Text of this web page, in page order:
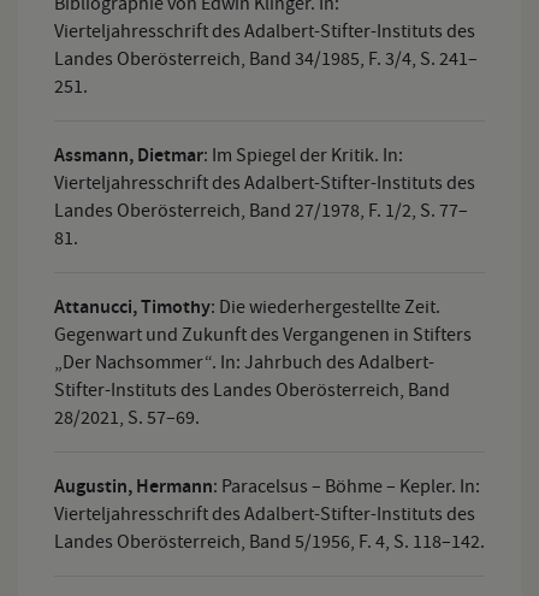
Vierteljahresschrift des Adalbert-Stifter-Instituts des
Landes Oberösterreich, Band 34/1985, F. 3/4, S. 241–
251.
Assmann, Dietmar: Im Spiegel der Kritik. In:
Vierteljahresschrift des Adalbert-Stifter-Instituts des
Landes Oberösterreich, Band 27/1978, F. 1/2, S. 77–
81.
Attanucci, Timothy: Die wiederhergestellte Zeit.
Gegenwart und Zukunft des Vergangenen in Stifters
„Der Nachsommer“. In: Jahrbuch des Adalbert-
Stifter-Instituts des Landes Oberösterreich, Band
28/2021, S. 57–69.
Augustin, Hermann: Paracelsus – Böhme – Kepler. In:
Vierteljahresschrift des Adalbert-Stifter-Instituts des
Landes Oberösterreich, Band 5/1956, F. 4, S. 118–142.